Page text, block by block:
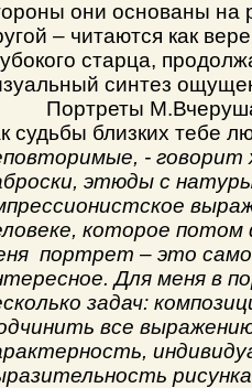
они основаны на
– читаются как
старца,
синтез
судьбы близких тебе
- говорит
этюды с
которое
портрет – это
Для меня в
задач:
все